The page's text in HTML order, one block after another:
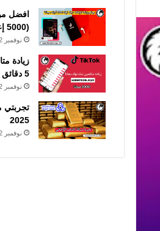
افضل
(5000 إعجاب لكل فيديو)
نوفمبر 2, 2025
5 دقائق 2025 (10k في اليوم)
نوفمبر 2, 2025
تجربتي
2025
نوفمبر 2, 2025